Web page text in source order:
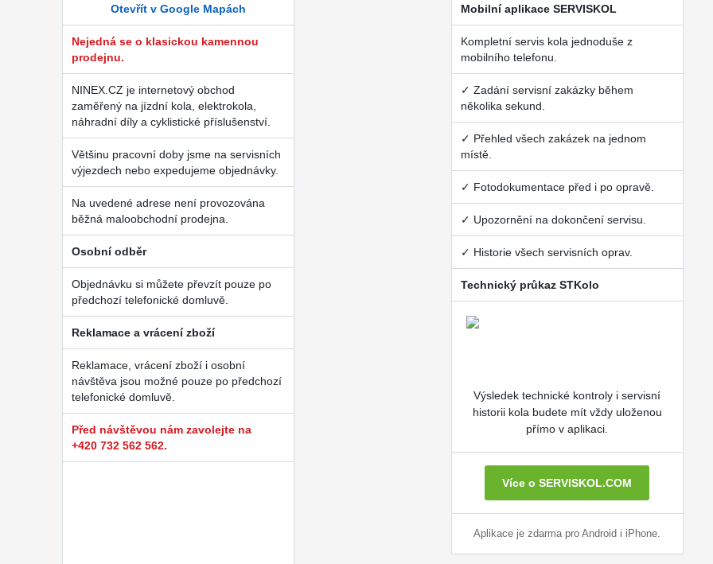
Otevřít v Google Mapách
Nejedná se o klasickou kamennou
prodejnu.
NINEX.CZ je internetový obchod
zaměřený na jízdní kola, elektrokola,
náhradní díly a cyklistické příslušenství.
Většinu pracovní doby jsme na servisních
výjezdech nebo expedujeme objednávky.
Na uvedené adrese není provozována
běžná maloobchodní prodejna.
Osobní odběr
Objednávku si můžete převzít pouze po
předchozí telefonické domluvě.
Reklamace a vrácení zboží
Reklamace, vrácení zboží i osobní
návštěva jsou možné pouze po předchozí
telefonické domluvě.
Před návštěvou nám zavolejte na
+420 732 562 562.
Mobilní aplikace SERVISKOL
Kompletní servis kola jednoduše z
mobilního telefonu.
✓ Zadání servisní zakázky během
několika sekund.
✓ Přehled všech zakázek na jednom
místě.
✓ Fotodokumentace před i po opravě.
✓ Upozornění na dokončení servisu.
✓ Historie všech servisních oprav.
Technický průkaz STKolo
Výsledek technické kontroly i servisní
historii kola budete mít vždy uloženou
přímo v aplikaci.
Více o SERVISKOL.COM
Aplikace je zdarma pro Android i iPhone.